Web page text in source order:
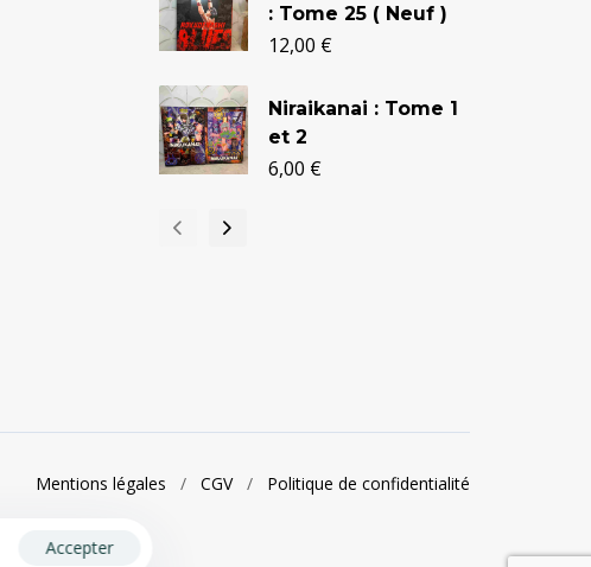
: Tome 25 ( Neuf )
12,00 €
Niraikanai : Tome 1
et 2
6,00 €
Mentions légales / CGV/ Politique de confidentialité
Accepter